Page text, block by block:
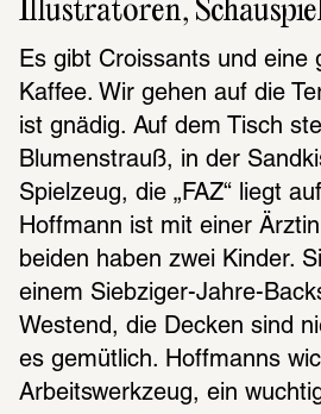
Illustratoren,
Es gibt Croissants und eine
Kaffee. Wir gehen auf die
ist gnädig. Auf dem Tisch
Blumenstrauß, in der
Spielzeug, die „FAZ“ liegt
Hoffmann ist mit einer
beiden haben zwei Kinder.
einem Siebziger-Jahre-
Westend, die Decken sind
es gemütlich. Hoffmanns
Arbeitswerkzeug, ein